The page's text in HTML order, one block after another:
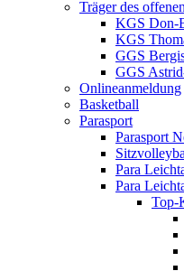
Träger des
KGS Don-
KGS
GGS
GGS
Onlineanmeldung
Basketball
Parasport
Parasport
Para
Para
Top-